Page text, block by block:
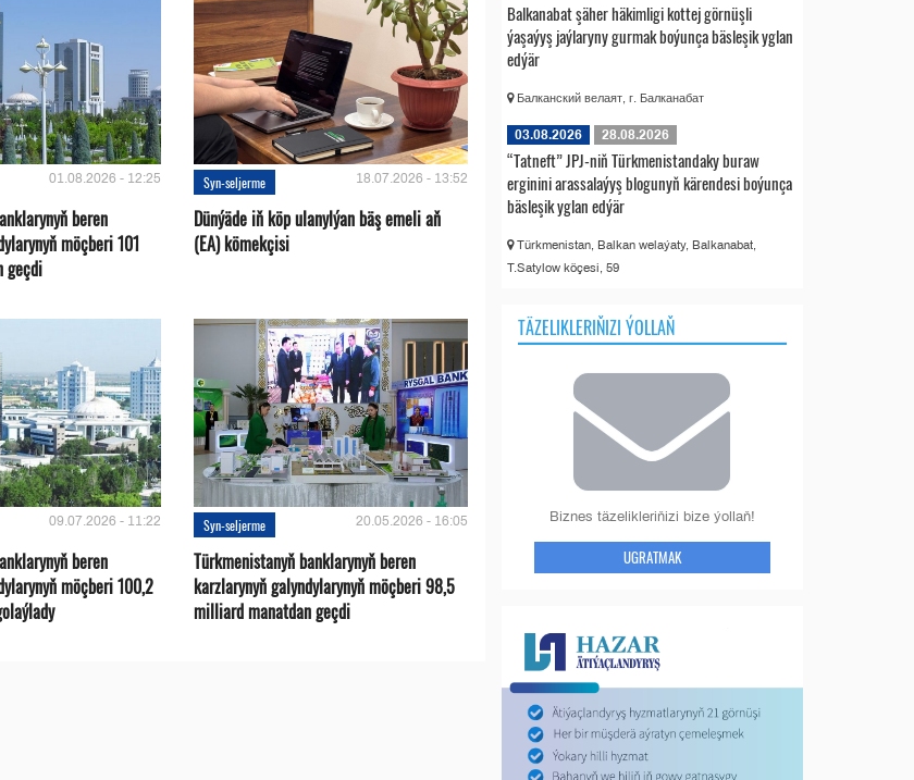
01.08.2026 - 12:25
beren
möçberi 101
geçdi
Syn-seljerme 18.07.2026 - 13:52
Dünýäde iň köp ulanylýan bäş emeli aň
(EA) kömekçisi
09.07.2026 - 11:22
beren
möçberi 100,2
Syn-seljerme 20.05.2026 - 16:05
Türkmenistanyň banklarynyň beren
karzlarynyň galyndylarynyň möçberi 98,5
milliard manatdan geçdi
Balkanabat şäher häkimligi kottej görnüşli
ýaşaýyş jaýlaryny gurmak boýunça bäsleşik yglan
edýär
Балканский велаят, г. Балканабат
03.08.2026 28.08.2026
“Tatneft” JPJ-niň Türkmenistandaky buraw
erginini arassalaýyş blogunyň kärendesi boýunça
bäsleşik yglan edýär
Türkmenistan, Balkan welaýaty, Balkanabat,
T.Satylow köçesi, 59
TÄZELIKLERIŇIZI ÝOLLAŇ
Biznes täzelikleriňizi bize ýollaň!
UGRATMAK